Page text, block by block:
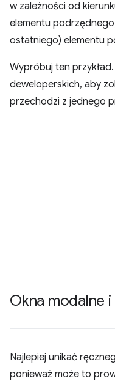
w zależności od
elementu
ostatniego) elementu
Wypróbuj ten
deweloperskich, aby
przechodzi z jednego
Okna modalne
Najlepiej unikać
ponieważ może to